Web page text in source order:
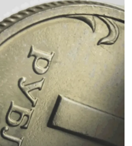
СОУЧАСТНИКОМ
С ДРУЗЬЯМИ
donate@novayagazeta.ruили